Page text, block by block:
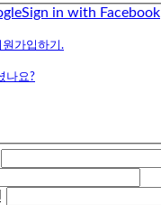
Sign in with Facebook
원가입하기.
나요?